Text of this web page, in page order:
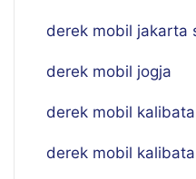
derek mobil jakarta
derek mobil jogja
derek mobil
derek mobil